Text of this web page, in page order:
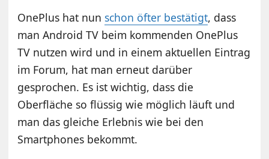
OnePlus hat nun schon öfter bestätigt, dass
man Android TV beim kommenden OnePlus
TV nutzen wird und in einem aktuellen Eintrag
im Forum, hat man erneut darüber
gesprochen. Es ist wichtig, dass die
Oberfläche so flüssig wie möglich läuft und
man das gleiche Erlebnis wie bei den
Smartphones bekommt.